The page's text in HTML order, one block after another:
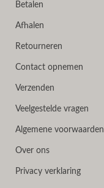
Betalen
Afhalen
Retourneren
Contact opnemen
Verzenden
Veelgestelde vragen
Algemene voorwaarden
Over ons
Privacy verklaring